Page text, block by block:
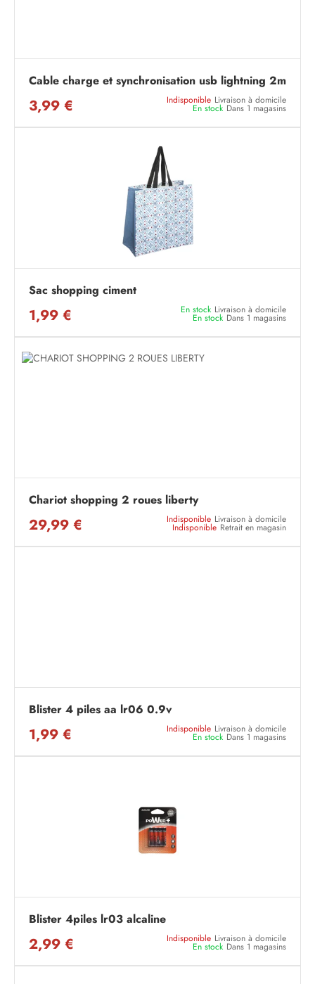
Cable charge et synchronisation usb lightning 2m
3,99 € Indisponible Livraison à domicile
En stock Dans 1 magasins
Sac shopping ciment
1,99 € En stock Livraison à domicile
En stock Dans 1 magasins
Chariot shopping 2 roues liberty
29,99 € Indisponible Livraison à domicile
Indisponible Retrait en magasin
Blister 4 piles aa lr06 0.9v
1,99 € Indisponible Livraison à domicile
En stock Dans 1 magasins
Blister 4piles lr03 alcaline
2,99 € Indisponible Livraison à domicile
En stock Dans 1 magasins